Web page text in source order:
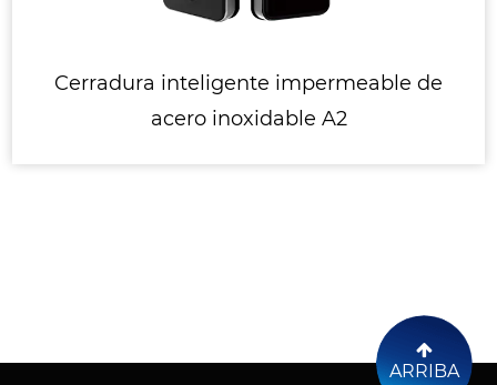
Cerradura inteligente impermeable de
acero inoxidable A2
ARRIBA